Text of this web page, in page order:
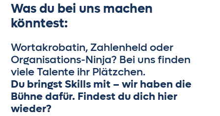
Was du bei uns machen
könntest:
Wortakrobatin, Zahlenheld oder
Organisations-Ninja? Bei uns finden
viele Talente ihr Plätzchen.
Du bringst Skills mit – wir haben die
Bühne dafür. Findest du dich hier
wieder?